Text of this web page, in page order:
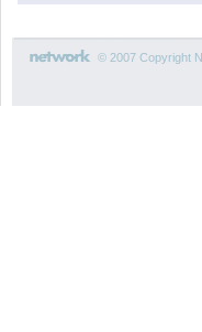
© 2007 Copyright